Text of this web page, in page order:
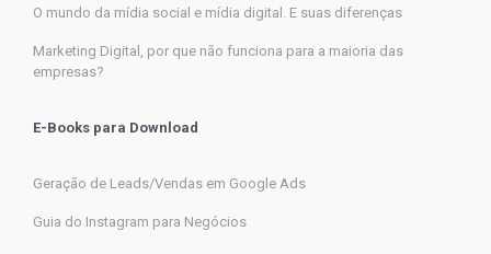
O mundo da mídia social e mídia digital. E suas diferenças
Marketing Digital, por que não funciona para a maioria das
empresas?
E-Books para Download
Geração de Leads/Vendas em Google Ads
Guia do Instagram para Negócios